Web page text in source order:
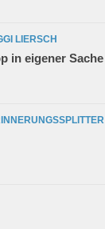
LIERSCH
in eigener Sache